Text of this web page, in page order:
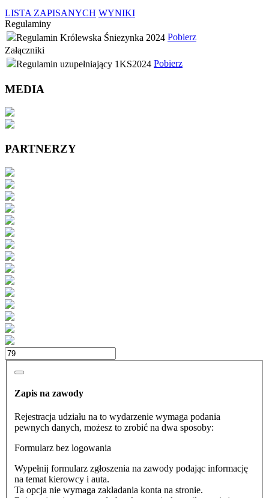
LISTA ZAPISANYCH WYNIKI
Regulaminy
Regulamin Królewska Śniezynka 2024 Pobierz
Załączniki
Regulamin uzupełniający 1KS2024 Pobierz
MEDIA
PARTNERZY
Zapis na zawody
Rejestracja udziału na to wydarzenie wymaga podania
pewnych danych, możesz to zrobić na dwa sposoby:
Formularz bez logowania
Wypełnij formularz zgłoszenia na zawody podając informację
na temat kierowcy i auta.
Ta opcja nie wymaga zakładania konta na stronie.